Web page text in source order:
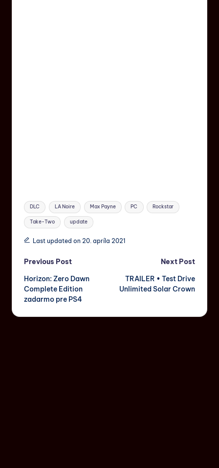
DLC LA Noire Max Payne PC Rockstar
Take-Two update
Last updated on 20. apríla 2021
Previous Post
Horizon: Zero Dawn
Complete Edition
zadarmo pre PS4
Next Post
TRAILER • Test Drive
Unlimited Solar Crown